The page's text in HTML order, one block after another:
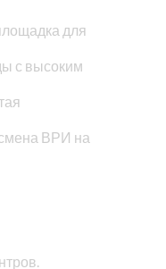
для
с высоким
ВРИ на